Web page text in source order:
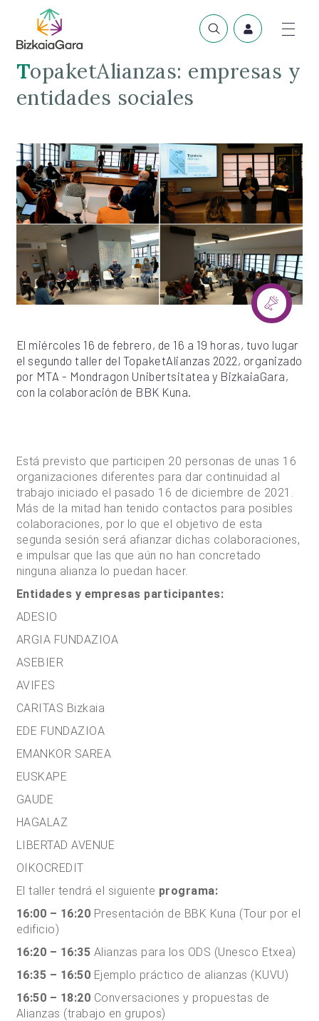
TopaketAlianzas: empresas y
entidades sociales
El miércoles 16 de febrero, de 16 a 19 horas, tuvo lugar
el segundo taller del TopaketAlianzas 2022, organizado
por MTA - Mondragon Unibertsitatea y BizkaiaGara,
con la colaboración de BBK Kuna.
Está previsto que participen 20 personas de unas 16
organizaciones diferentes para dar continuidad al
trabajo iniciado el pasado 16 de diciembre de 2021.
Más de la mitad han tenido contactos para posibles
colaboraciones, por lo que el objetivo de esta
segunda sesión será afianzar dichas colaboraciones,
e impulsar que las que aún no han concretado
ninguna alianza lo puedan hacer.
Entidades y empresas participantes:
ADESIO
ARGIA FUNDAZIOA
ASEBIER
AVIFES
CARITAS Bizkaia
EDE FUNDAZIOA
EMANKOR SAREA
EUSKAPE
GAUDE
HAGALAZ
LIBERTAD AVENUE
OIKOCREDIT
El taller tendrá el siguiente programa:
16:00 – 16:20 Presentación de BBK Kuna (Tour por el
edificio)
16:20 – 16:35 Alianzas para los ODS (Unesco Etxea)
16:35 – 16:50 Ejemplo práctico de alianzas (KUVU)
16:50 – 18:20 Conversaciones y propuestas de
Alianzas (trabajo en grupos)